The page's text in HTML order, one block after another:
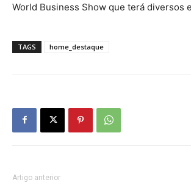
World Business Show que terá diversos
TAGS home_destaque
Artigo anterior